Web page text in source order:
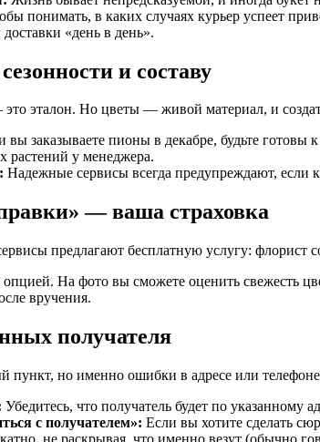
понимать, в каких случаях курьер успеет
«день в день».
и составу
эталон. Но цветы — живой материал, и
вы заказываете пионы в декабре, будьте
растений у менеджера.
Надежные сервисы всегда предупреждают, если
— ваша страховка
предлагают бесплатную услугу: флорист
На фото вы сможете оценить свежесть
вручения.
получателя
пункт, но именно ошибки в адресе или
Убедитесь, что получатель будет по указанному
с получателем»: Если вы хотите сделать
не раскрывая, что именно везут (обычно